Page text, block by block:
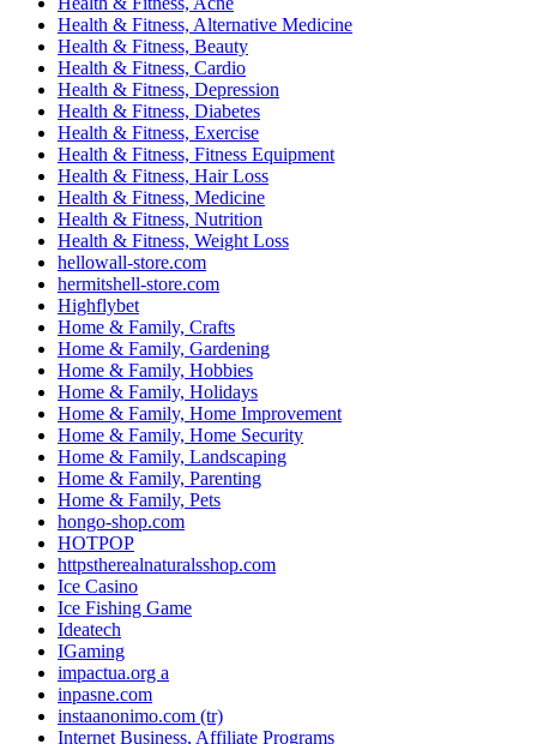
Health & Fitness, Alternative Medicine
Health & Fitness, Beauty
Health & Fitness, Cardio
Health & Fitness, Depression
Health & Fitness, Diabetes
Health & Fitness, Exercise
Health & Fitness, Fitness Equipment
Health & Fitness, Hair Loss
Health & Fitness, Medicine
Health & Fitness, Nutrition
Health & Fitness, Weight Loss
hellowall-store.com
hermitshell-store.com
Highflybet
Home & Family, Crafts
Home & Family, Gardening
Home & Family, Hobbies
Home & Family, Holidays
Home & Family, Home Improvement
Home & Family, Home Security
Home & Family, Landscaping
Home & Family, Parenting
Home & Family, Pets
hongo-shop.com
HOTPOP
httpstherealnaturalsshop.com
Ice Casino
Ice Fishing Game
Ideatech
IGaming
impactua.org a
inpasne.com
instaanonimo.com (tr)
Internet Business, Affiliate Programs